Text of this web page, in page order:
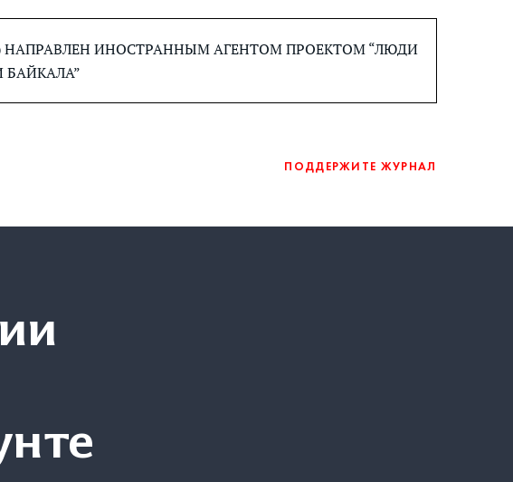
ИНОСТРАННЫМ АГЕНТОМ ПРОЕКТОМ “ЛЮДИ
БАЙКАЛА”
ПОДДЕРЖИТЕ ЖУРНАЛ